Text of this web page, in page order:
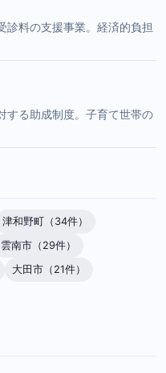
診料の支援事業。経済的負担
する助成制度。子育て世帯の
津和野町（34件）
雲南市（29件）
大田市（21件）